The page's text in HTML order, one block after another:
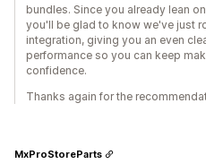
bundles. Since you already lean
you'll be glad to know we've just
integration, giving you an even
performance so you can keep
confidence.
Thanks again for the
MxProStoreParts